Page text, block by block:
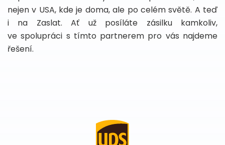
nejen v USA, kde je doma, ale po celém světě. A teď
i na Zaslat. Ať už posíláte zásilku kamkoliv,
ve spolupráci s tímto partnerem pro vás najdeme
řešení.